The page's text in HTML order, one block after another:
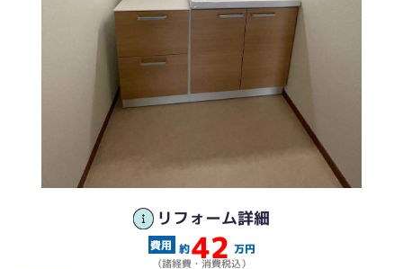
リフォーム詳細
約42 万円
（諸経費・消費税込）